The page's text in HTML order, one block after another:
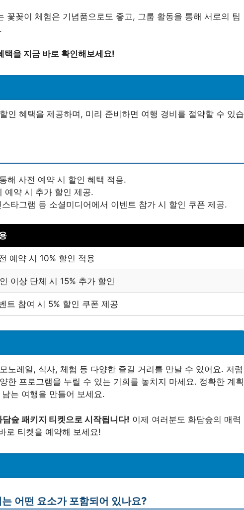
꽃꽂이 체험은 기념품으로도 좋고, 그룹 활동을 통해 서로의 팀
택을 지금 바로 확인해보세요!
인 혜택을 제공하며, 미리 준비하면 여행 경비를 절약할 수 있습
해 사전 예약 시 할인 혜택 적용.
예약 시 추가 할인 제공.
타그램 등 소셜미디어에서 이벤트 참가 시 할인 쿠폰 제공.
예약 시 10% 할인 적용
이상 단체 시 15% 추가 할인
트 참여 시 5% 할인 쿠폰 제공
노레일, 식사, 체험 등 다양한 즐길 거리를 만날 수 있어요. 저렴
한 프로그램을 누릴 수 있는 기회를 놓치지 마세요. 정확한 계획
는 여행을 만들어 보세요.
숲 패키지 티켓으로 시작됩니다! 이제 여러분도 화담숲의 매력
로 티켓을 예약해 보세요!
어떤 요소가 포함되어 있나요?